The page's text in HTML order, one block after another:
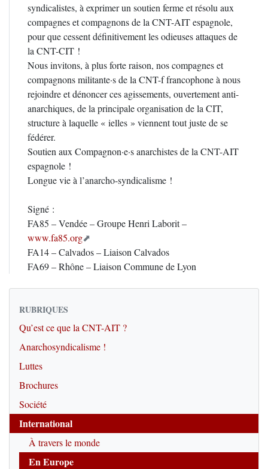
syndicalistes, à exprimer un soutien ferme et résolu aux
compagnes et compagnons de la CNT-AIT espagnole,
pour que cessent définitivement les odieuses attaques de
la CNT-CIT !
Nous invitons, à plus forte raison, nos compagnes et
compagnons militante·s de la CNT-f francophone à nous
rejoindre et dénoncer ces agissements, ouvertement anti-
anarchiques, de la principale organisation de la CIT,
structure à laquelle « ielles » viennent tout juste de se
fédérer.
Soutien aux Compagnon·e·s anarchistes de la CNT-AIT
espagnole !
Longue vie à l’anarcho-syndicalisme !
Signé :
FA85 – Vendée – Groupe Henri Laborit –
www.fa85.org
FA14 – Calvados – Liaison Calvados
FA69 – Rhône – Liaison Commune de Lyon
RUBRIQUES
Qu’est ce que la CNT-AIT ?
Anarchosyndicalisme !
Luttes
Brochures
Société
International
À travers le monde
En Europe